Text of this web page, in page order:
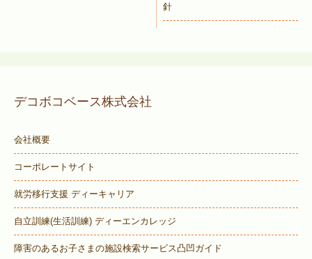
針
デコボコベース株式会社
会社概要
コーポレートサイト
就労移行支援 ディーキャリア
自立訓練(生活訓練) ディーエンカレッジ
障害のあるお子さまの施設検索サービス凸凹ガイド